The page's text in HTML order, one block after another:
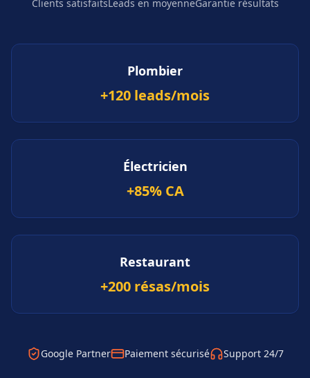
Clients satisfaitsLeads en moyenneGarantie résultats
Plombier
+120 leads/mois
Électricien
+85% CA
Restaurant
+200 résas/mois
Google Partner Paiement sécurisé Support 24/7